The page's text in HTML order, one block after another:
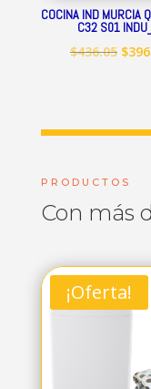
COCINA IND MURCIA
C32 S01
$436.05 El
$
PRODUCTOS
Con más
¡Oferta!